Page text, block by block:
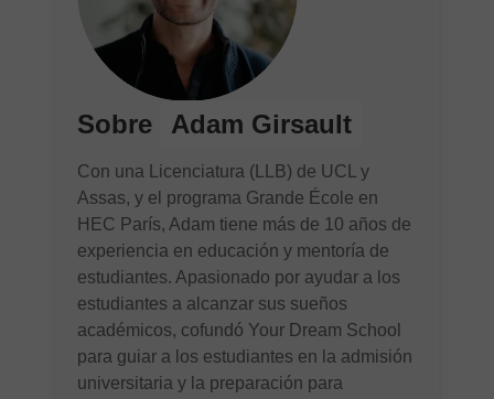
Sobre Adam Girsault
Con una Licenciatura (LLB) de UCL y
Assas, y el programa Grande École en
HEC París, Adam tiene más de 10 años de
experiencia en educación y mentoría de
estudiantes. Apasionado por ayudar a los
estudiantes a alcanzar sus sueños
académicos, cofundó Your Dream School
para guiar a los estudiantes en la admisión
universitaria y la preparación para